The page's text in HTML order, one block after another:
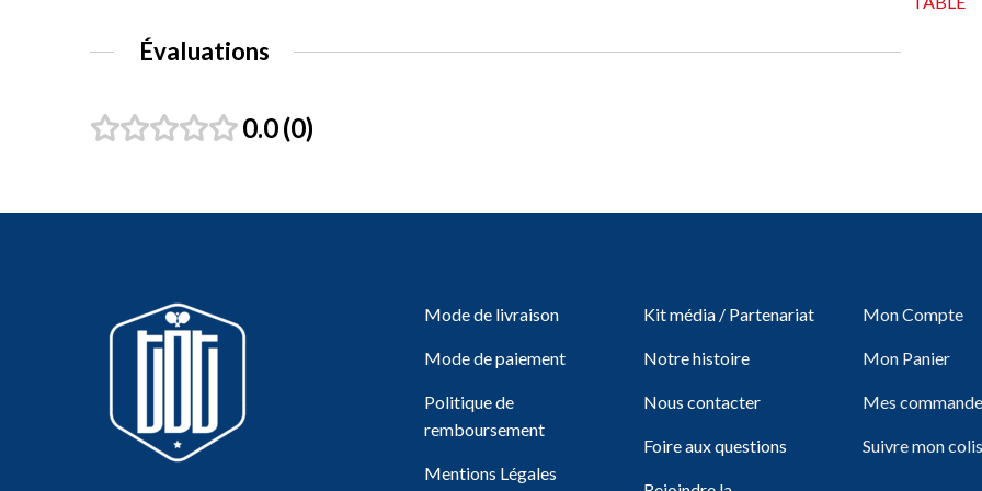
Évaluations
0.0 0
Mode de livraison
Mode de paiement
Politique de
remboursement
Mentions Légales
Kit média / Partenariat
Notre histoire
Nous contacter
Foire aux questions
Mon Compte
Mon Panier
Mes
Suivre mon colis